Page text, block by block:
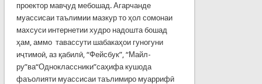
проектор мавҷуд мебошад. Агарчанде
муассисаи таълимии мазкур то ҳол сомонаи
махсуси интернетии худро надошта бошад
ҳам, аммо тавассути шабакаҳои гуногуни
иҷтимоӣ, аз қабилӣ, “Фейсбук”, “Майл-
ру”ва“Одноклассники”саҳифа кушода
фаъолияти муассисаи таълимиро муаррифӣ